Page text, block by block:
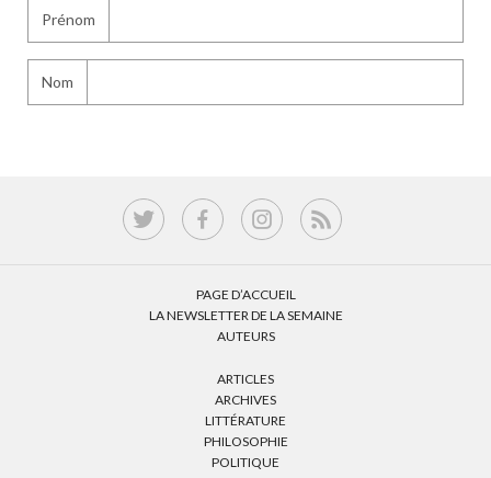
Prénom
Nom
PAGE D’ACCUEIL
LA NEWSLETTER DE LA SEMAINE
AUTEURS
ARTICLES
ARCHIVES
LITTÉRATURE
PHILOSOPHIE
POLITIQUE